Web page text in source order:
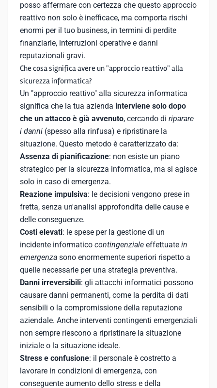
posso affermare con certezza che questo approccio
reattivo non solo è inefficace, ma comporta rischi
enormi per il tuo business, in termini di perdite
finanziarie, interruzioni operative e danni
reputazionali gravi.
Che cosa significa avere un "approccio reattivo" alla
sicurezza informatica?
Un "approccio reattivo" alla sicurezza informatica
significa che la tua azienda interviene solo dopo
che un attacco è già avvenuto, cercando di riparare
i danni (spesso alla rinfusa) e ripristinare la
situazione. Questo metodo è caratterizzato da:
Assenza di pianificazione: non esiste un piano
strategico per la sicurezza informatica, ma si agisce
solo in caso di emergenza.
Reazione impulsiva: le decisioni vengono prese in
fretta, senza un'analisi approfondita delle cause e
delle conseguenze.
Costi elevati: le spese per la gestione di un
incidente informatico contingenziale effettuate in
emergenza sono enormemente superiori rispetto a
quelle necessarie per una strategia preventiva.
Danni irreversibili: gli attacchi informatici possono
causare danni permanenti, come la perdita di dati
sensibili o la compromissione della reputazione
aziendale. Anche interventi contingenti emergenziali
non sempre riescono a ripristinare la situazione
iniziale o la situazione ideale.
Stress e confusione: il personale è costretto a
lavorare in condizioni di emergenza, con
conseguente aumento dello stress e della